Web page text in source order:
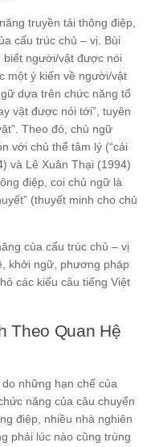
truyền tải thông điệp,
cấu trúc chủ – vị. Bùi
người/vật được nói
một ý kiến về người/vật
dựa trên chức năng tổ
vật được nói tới”, tuyên
Theo đó, chủ ngữ
với chủ thể tâm lý (“cái
và Lê Xuân Thại (1994)
điệp, coi chủ ngữ là
(thuyết minh cho chủ
của cấu trúc chủ – vị
khởi ngữ, phương pháp
các kiểu câu tiếng Việt
Theo Quan Hệ
những hạn chế của
năng của câu chuyển
điệp, nhiều nhà nghiên
phải lúc nào cũng trùng